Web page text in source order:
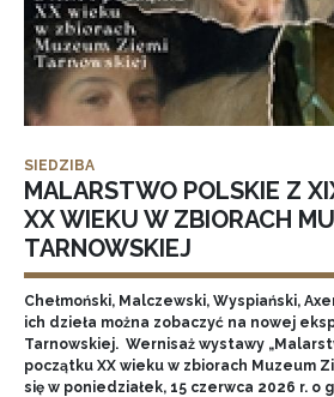
SIEDZIBA
MALARSTWO POLSKIE Z
XX WIEKU W ZBIORACH
TARNOWSKIEJ
Chełmoński, Malczewski, Wyspiański,
ich dzieła można zobaczyć na nowej
Tarnowskiej. Wernisaż wystawy
początku XX wieku w zbiorach Muzeum
się w poniedziałek, 15 czerwca 2026 r. o